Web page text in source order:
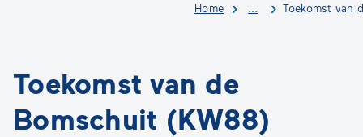
Home ... Toekomst van
Toekomst van de
Bomschuit (KW88)